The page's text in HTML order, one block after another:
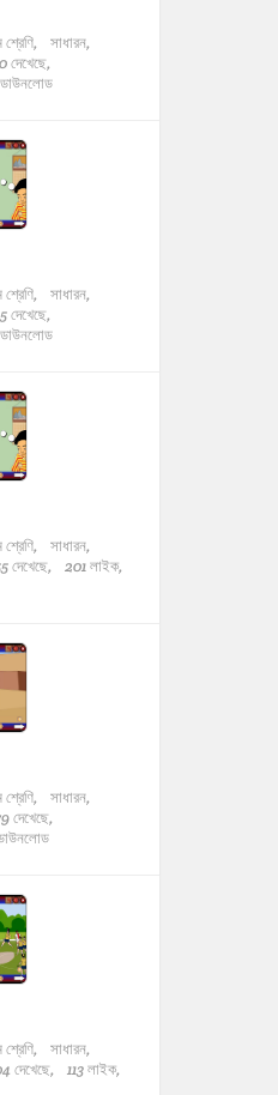
শ্রেণি,
সাধারন,
দেখেছে,
শ্রেণি,
সাধারন,
দেখেছে,
শ্রেণি,
সাধারন,
দেখেছে,
201 লাইক,
শ্রেণি,
সাধারন,
দেখেছে,
শ্রেণি,
সাধারন,
দেখেছে,
113 লাইক,